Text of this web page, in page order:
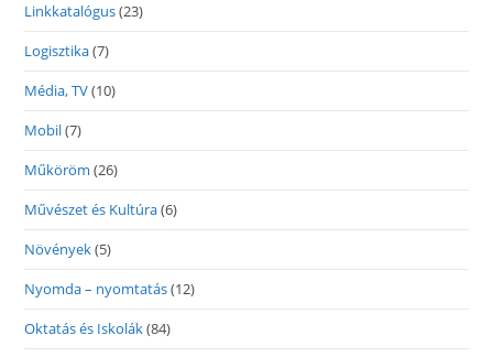
Linkkatalógus(23)
Logisztika(7)
Média, TV(10)
Mobil(7)
Műköröm (26)
Művészet és Kultúra(6)
Növények(5)
Nyomda – nyomtatás(12)
Oktatás és Iskolák(84)